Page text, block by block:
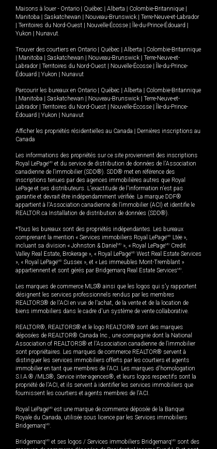
Maisons à louer - Ontario Québec Alberta Colombie-Britannique
Manitoba
Saskatchewan Nouveau-Brunswick
Terre-Neuve-et-Labrador
Territoires du Nord-Ouest Nouvelle-Écosse Île-du-Prince-Édouard
Yukon
Nunavut.
Trouver des courtiers en Ontario Québec Alberta
Colombie-Britannique
Manitoba Saskatchewan Nouveau-Brunswick
Terre-Neuve-et-
Labrador
Territoires du Nord-Ouest Nouvelle-Écosse
Île-du-Prince-
Édouard
Yukon Nunavut
Parcourir les bureaux en Ontario Québec Alberta
Colombie-Britannique
Manitoba Saskatchewan Nouveau-Brunswick
Terre-Neuve-et-
Labrador
Territoires du Nord-Ouest Nouvelle-Écosse
Île-du-Prince-
Édouard
Yukon Nunavut
Afficher les propriétés résidentielles au Canada
Dernières inscriptions au
Canada
Les informations des propriétés sur ce site proviennent des inscriptions
Royal LePageMD et du service de distribution de données de l'Association
canadienne de l’immobilier (SDD®). SDD® met en référence des
inscriptions tenues par des agences immobilières autres que Royal
LePage et ses distributeurs. L'exactitude de l'information n'est pas
garantie et devrait être indépendamment vérifiée. La marque DDF®
appartient à l'Association canadienne de l’immobilier (ACI) et identifie le
REALTOR.ca Installation de distribution de données (SDD®).
*Tous les bureaux sont des propriétés indépendantes. Les bureaux
comprenant la mention « Services immobiliers Royal LePageMD Ltée »,
incluant sa division « Johnston & Daniel MD », « Royal LePageMD Credit
Valley Real Estate, Brokerage », « Royal LePageMD West Real Estate Services
», « Royal LePageMD Sussex », et « Les immeubles Mont-Tremblant »
appartiennent et sont gérés par Bridgemarq Real Estate ServicesMD.
Les marques de commerce MLS® ainsi que les logos qui s'y rapportent
désignent les services professionnels rendus par les membres
REALTORS® de l'ACI en vue de l'achat, de la vente et de la location de
biens immobiliers dans le cadre d'un système de vente collaborative.
REALTOR®, REALTORS® et le logo REALTOR® sont des marques
déposées de REALTOR® Canada Inc., une compagnie dont la National
Association of REALTORS® et l'Association canadienne de l’immobilier
sont propriétaires. Les marques de commerce REALTOR® servent à
distinguer les services immobiliers offerts par les courtiers et agents
immobilier en tant que membres de l'ACI. Les marques d'homologation
S.I.A.® /MLS®, Service inter-agences®, et leurs logos respectifs sont la
propriété de l'ACI, et ils servent à identifier les services immobiliers que
fournissent les courtiers et agents membres de l'ACI.
Royal LePageMD est une marque de commerce déposée de la Banque
Royale du Canada, utilisée sous licence par les Services immobiliers
BridgemarqMD.
BridgemarqMD et ses logos / Services immobiliers BridgemarqMD sont des